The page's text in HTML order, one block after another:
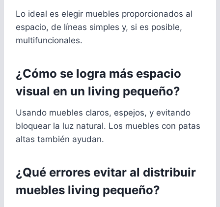
Lo ideal es elegir muebles proporcionados al
espacio, de líneas simples y, si es posible,
multifuncionales.
¿Cómo se logra más espacio
visual en un living pequeño?
Usando muebles claros, espejos, y evitando
bloquear la luz natural. Los muebles con patas
altas también ayudan.
¿Qué errores evitar al distribuir
muebles living pequeño?